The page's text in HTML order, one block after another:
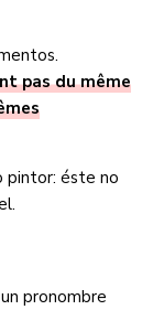
pas du même
pintor: éste no
pronombre